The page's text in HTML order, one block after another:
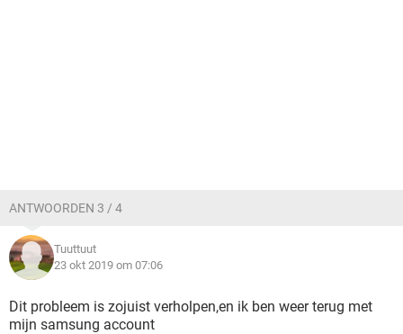
ANTWOORDEN 3 / 4
Tuuttuut
23 okt 2019 om 07:06
Dit probleem is zojuist verholpen,en ik ben weer terug met
mijn samsung account